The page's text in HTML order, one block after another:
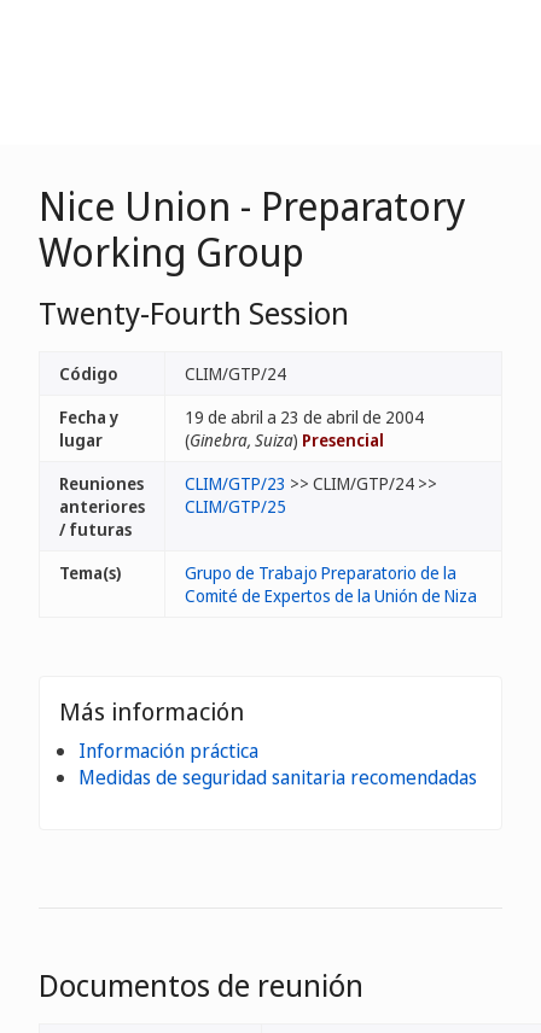
Nice Union - Preparatory
Working Group
Twenty-Fourth Session
Código
CLIM/GTP/24
Fecha y
lugar
19 de abril a 23 de abril de 2004
(Ginebra, Suiza) Presencial
Reuniones
anteriores
/ futuras
CLIM/GTP/23 >> CLIM/GTP/24 >>
CLIM/GTP/25
Tema(s)
Grupo de Trabajo Preparatorio de la
Comité de Expertos de la Unión de Niza
Más información
Información práctica
Medidas de seguridad sanitaria recomendadas
Documentos de reunión